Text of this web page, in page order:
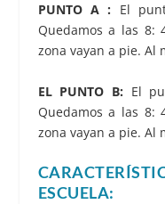
PUNTO A : El
Quedamos a las 8:
zona vayan a pie. Al
EL PUNTO B: El
Quedamos a las 8:
zona vayan a pie. Al
ESCUELA: